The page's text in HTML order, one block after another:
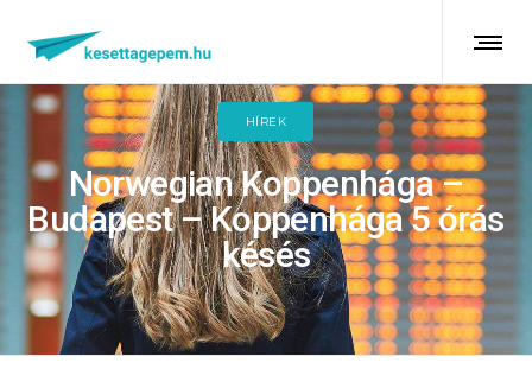
HÍREK
Norwegian Koppenhága –
Budapest – Koppenhága 5 órás
késés